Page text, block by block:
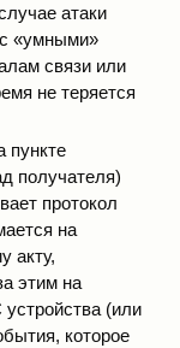
атаки
«умными»
связи или
не теряется
пункте
получателя)
протокол
на
акту,
этим на
(или
которое